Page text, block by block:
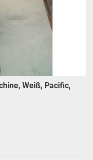
Weiß, Pacific,